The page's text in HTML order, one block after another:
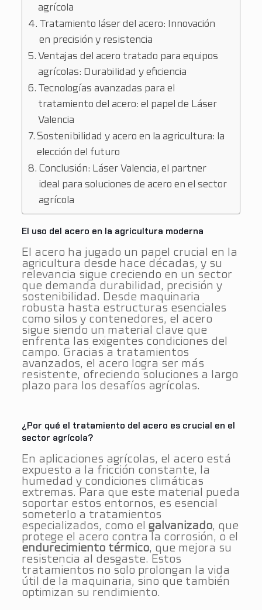
agrícola
Tratamiento láser del acero: Innovación
en precisión y resistencia
Ventajas del acero tratado para equipos
agrícolas: Durabilidad y eficiencia
Tecnologías avanzadas para el
tratamiento del acero: el papel de Láser
Valencia
Sostenibilidad y acero en la agricultura: la
elección del futuro
Conclusión: Láser Valencia, el partner
ideal para soluciones de acero en el sector
agrícola
El uso del acero en la agricultura moderna
El acero ha jugado un papel crucial en la
agricultura desde hace décadas, y su
relevancia sigue creciendo en un sector
que demanda durabilidad, precisión y
sostenibilidad. Desde maquinaria
robusta hasta estructuras esenciales
como silos y contenedores, el acero
sigue siendo un material clave que
enfrenta las exigentes condiciones del
campo. Gracias a tratamientos
avanzados, el acero logra ser más
resistente, ofreciendo soluciones a largo
plazo para los desafíos agrícolas.
¿Por qué el tratamiento del acero es crucial en el
sector agrícola?
En aplicaciones agrícolas, el acero está
expuesto a la fricción constante, la
humedad y condiciones climáticas
extremas. Para que este material pueda
soportar estos entornos, es esencial
someterlo a tratamientos
especializados, como el galvanizado, que
protege el acero contra la corrosión, o el
endurecimiento térmico, que mejora su
resistencia al desgaste​. Estos
tratamientos no solo prolongan la vida
útil de la maquinaria, sino que también
optimizan su rendimiento.